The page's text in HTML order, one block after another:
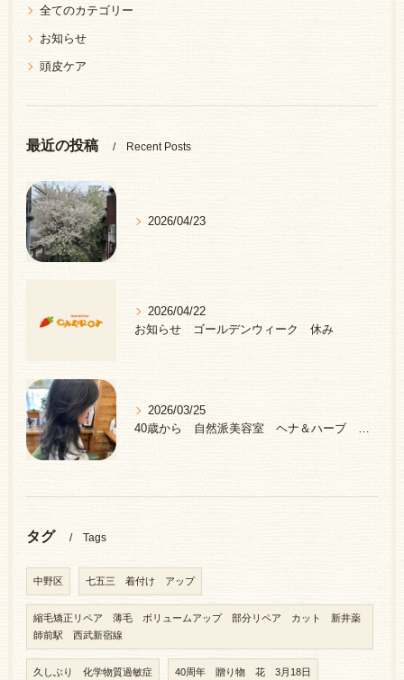
全てのカテゴリー
お知らせ
頭皮ケア
最近の投稿 Recent Posts
2026/04/23
2026/04/22
お知らせ ゴールデンウィーク 休み
2026/03/25
40歳から 自然派美容室 ヘナ＆ハーブ 中野区 新井薬師前駅
タグ Tags
中野区 七五三 着付け アップ
縮毛矯正リペア 薄毛 ボリュームアップ 部分リペア カット 新井薬
師前駅 西武新宿線
久しぶり 化学物質過敏症 40周年 贈り物 花 3月18日